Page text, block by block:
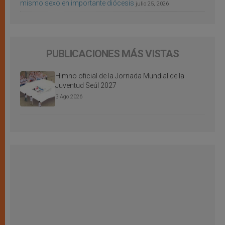
mismo sexo en importante diócesis julio 25, 2026
PUBLICACIONES MÁS VISTAS
Himno oficial de la Jornada Mundial de la
Juventud Seúl 2027
3 Ago 2026